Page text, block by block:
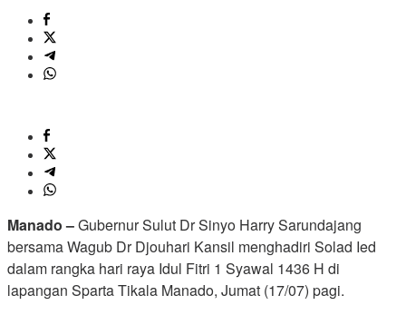
Manado –Gubernur Sulut Dr Sinyo Harry Sarundajang
bersama Wagub Dr Djouhari Kansil menghadiri Solad Ied
dalam rangka hari raya Idul Fitri 1 Syawal 1436 H di
lapangan Sparta Tikala Manado, Jumat (17/07) pagi.